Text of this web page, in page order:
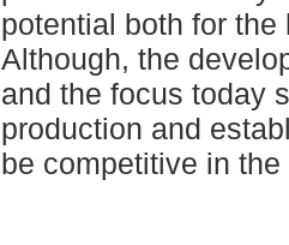
potential both for
Although, the
and the focus today
production and
be competitive in the